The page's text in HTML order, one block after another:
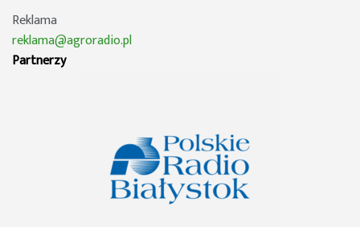
Reklama
reklama@agroradio.pl
Partnerzy